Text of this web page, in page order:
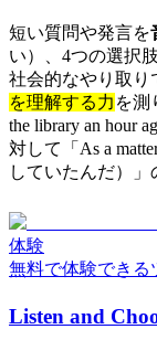
短い質問や発言を
い）、4つの選択
社会的なやり取り
を理解する力 を測
the library an hour
対して「As a
していたんだ）」
体験
無料で体験できる
Listen and